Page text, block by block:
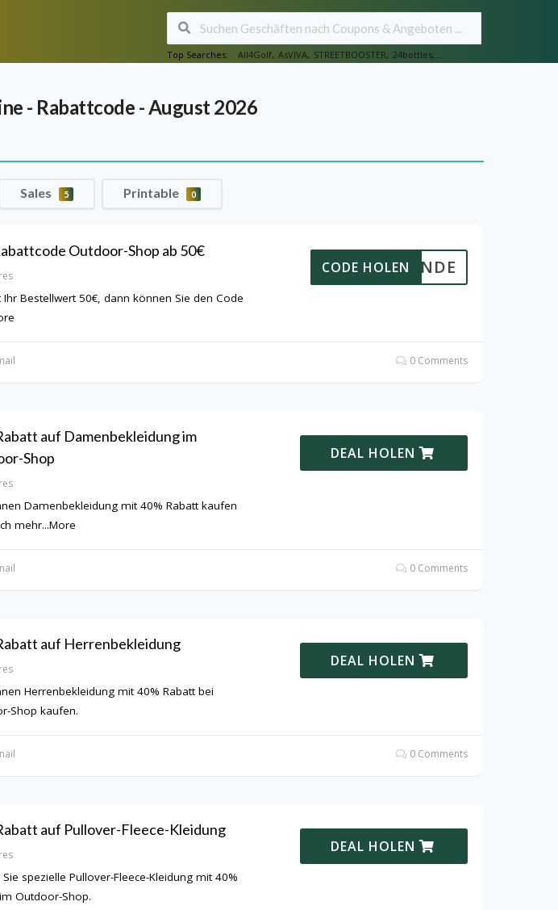
Top Searches: All4Golf, AsVIVA, STREETBOOSTER, 24bottles,...
- Rabattcode - August 2026
Sales 5 Printable 0
Outdoor-Shop ab 50€
Ihr Bestellwert 50€, dann können Sie den Code
NEUKUNDE
CODE HOLEN
0 Comments
auf Damenbekleidung im
Shop
Damenbekleidung mit 40% Rabatt kaufen
mehr...More
DEAL HOLEN
0 Comments
auf Herrenbekleidung
Herrenbekleidung mit 40% Rabatt bei
Shop kaufen.
DEAL HOLEN
0 Comments
auf Pullover-Fleece-Kleidung
spezielle Pullover-Fleece-Kleidung mit 40%
Outdoor-Shop.
DEAL HOLEN